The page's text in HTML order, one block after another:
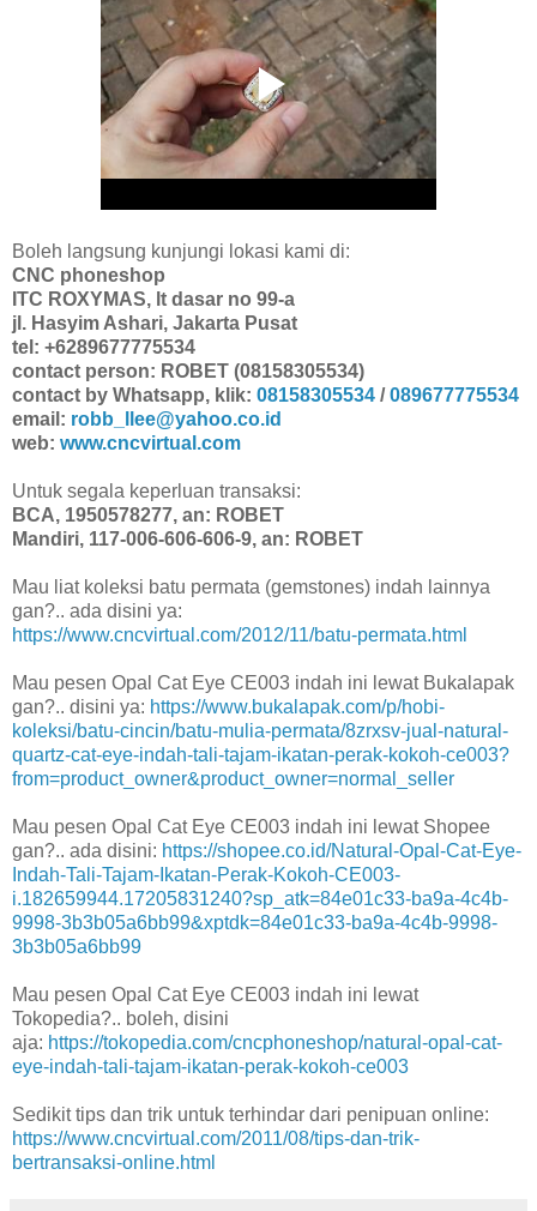
Boleh langsung kunjungi lokasi kami di:
CNC phoneshop
ITC ROXYMAS, lt dasar no 99-a
jl. Hasyim Ashari, Jakarta Pusat
tel: +6289677775534
contact person: ROBET (08158305534)
contact by Whatsapp, klik: 08158305534 /089677775534
email: robb_llee@yahoo.co.id
web: www.cncvirtual.com
Untuk segala keperluan transaksi:
BCA, 1950578277, an: ROBET
Mandiri, 117-006-606-606-9, an: ROBET
Mau liat koleksi batu permata (gemstones) indah lainnya
gan?.. ada disini ya:
https://www.cncvirtual.com/2012/11/batu-permata.html
Mau pesen Opal Cat Eye CE003 indah ini lewat Bukalapak
gan?.. disini ya: https://www.bukalapak.com/p/hobi-
koleksi/batu-cincin/batu-mulia-permata/8zrxsv-jual-natural-
quartz-cat-eye-indah-tali-tajam-ikatan-perak-kokoh-ce003?
from=product_owner&product_owner=normal_seller
Mau pesen Opal Cat Eye CE003 indah ini lewat Shopee
gan?.. ada disini: https://shopee.co.id/Natural-Opal-Cat-Eye-
Indah-Tali-Tajam-Ikatan-Perak-Kokoh-CE003-
i.182659944.17205831240?sp_atk=84e01c33-ba9a-4c4b-
9998-3b3b05a6bb99&xptdk=84e01c33-ba9a-4c4b-9998-
3b3b05a6bb99
Mau pesen Opal Cat Eye CE003 indah ini lewat
Tokopedia?.. boleh, disini
aja: https://tokopedia.com/cncphoneshop/natural-opal-cat-
eye-indah-tali-tajam-ikatan-perak-kokoh-ce003
Sedikit tips dan trik untuk terhindar dari penipuan online:
https://www.cncvirtual.com/2011/08/tips-dan-trik-
bertransaksi-online.html